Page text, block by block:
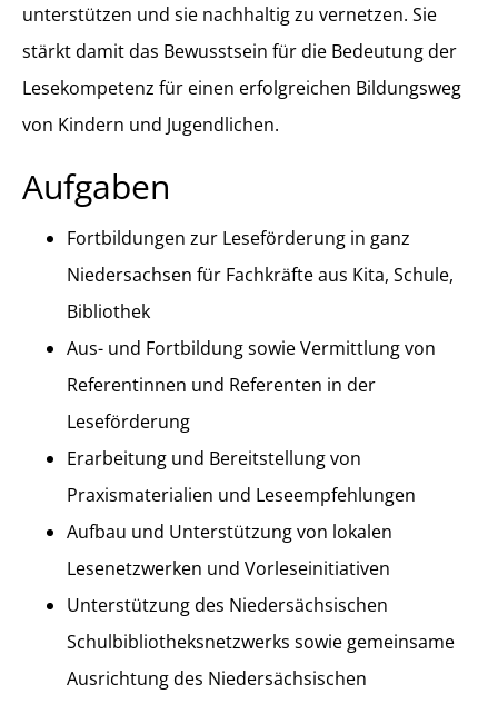
unterstützen und sie nachhaltig zu vernetzen. Sie
stärkt damit das Bewusstsein für die Bedeutung der
Lesekompetenz für einen erfolgreichen Bildungsweg
von Kindern und Jugendlichen.
Aufgaben
Fortbildungen zur Leseförderung in ganz
Niedersachsen für Fachkräfte aus Kita, Schule,
Bibliothek
Aus- und Fortbildung sowie Vermittlung von
Referentinnen und Referenten in der
Leseförderung
Erarbeitung und Bereitstellung von
Praxismaterialien und Leseempfehlungen
Aufbau und Unterstützung von lokalen
Lesenetzwerken und Vorleseinitiativen
Unterstützung des Niedersächsischen
Schulbibliotheksnetzwerks sowie gemeinsame
Ausrichtung des Niedersächsischen